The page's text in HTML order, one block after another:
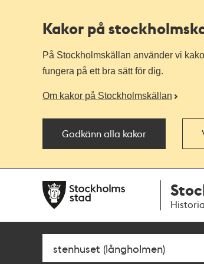
Kakor på
På Stockholmskällan använder vi
fungera på ett bra sätt för dig.
Om kakor på Stockholmskällan
Godkänn alla kakor
navigationen
huvudinnehållet
Sök